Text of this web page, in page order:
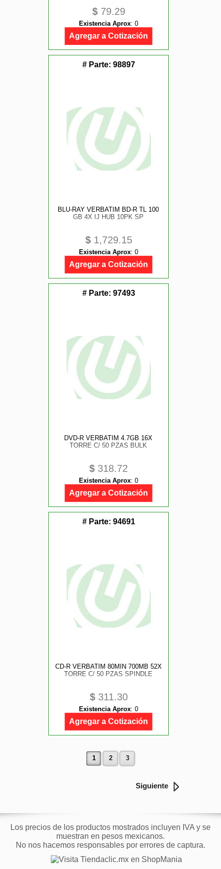
$79.29
Existencia Aprox: 0
Agregar a Cotización
# Parte: 98897
BLU-RAY VERBATIM BD-R TL 100
GB 4X IJ HUB 10PK SP
$1,729.15
Existencia Aprox: 0
Agregar a Cotización
# Parte: 97493
DVD-R VERBATIM 4.7GB 16X
TORRE C/ 50 PZAS BULK
$ 318.72
Existencia Aprox: 0
Agregar a Cotización
# Parte: 94691
CD-R VERBATIM 80MIN 700MB 52X
TORRE C/ 50 PZAS SPINDLE
$311.30
Existencia Aprox: 0
Agregar a Cotización
1 2 3
Siguiente
Los precios de los productos mostrados incluyen IVA y se
muestran en pesos mexicanos.
No nos hacemos responsables por errores de captura.